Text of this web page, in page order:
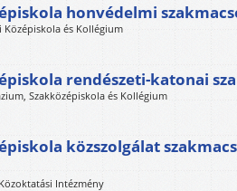
honvédelmi
Középiskola és Kollégium
rendészeti-katonai
Szakközépiskola és Kollégium
közszolgálat
Intézmény